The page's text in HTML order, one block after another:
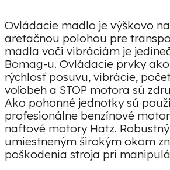
Ovládacie madlo je výškovo
aretačnou polohou pre
madla voči vibráciám je
Bomag-u. Ovládacie prvky
rýchlosť posuvu, vibrácie,
voľobeh a STOP motora sú
Ako pohonné jednotky sú
profesionálne benzínové
naftové motory Hatz.
umiestneným širokým okom
poškodenia stroja pri